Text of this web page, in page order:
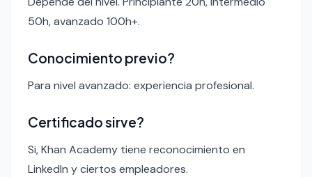
50h, avanzado 100h+.
Conocimiento previo?
Para nivel avanzado: experiencia profesional.
Certificado sirve?
Si, Khan Academy tiene reconocimiento en
LinkedIn y ciertos empleadores.